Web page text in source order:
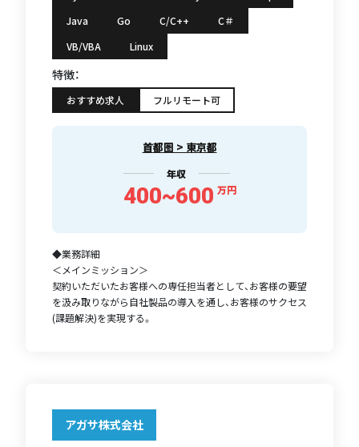
Java
Go C/C++
C＃
VB/VBA
Linux
特徴：
おすすめ求人 フルリモート可
首都圏 > 東京都
年収
400~600 万円
◆業務詳細
＜メインミッション＞
契約いただいたお客様への専任担当者として、お客様の要望
を汲み取りながら自社製品の導入を通し、お客様のサクセス
(課題解決)を実現する。
アガサ株式会社